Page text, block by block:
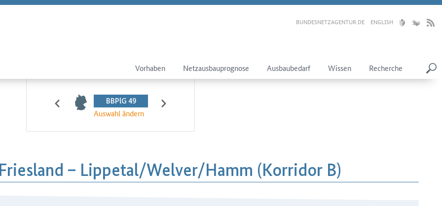
BUNDESNETZAGENTUR.DE ENGLISH
Vorhaben Netzausbauprognose Ausbaubedarf Wissen Recherche
BBPlG 49
Auswahl ändern
– Lippetal/​Welver/​Hamm (Korridor B)